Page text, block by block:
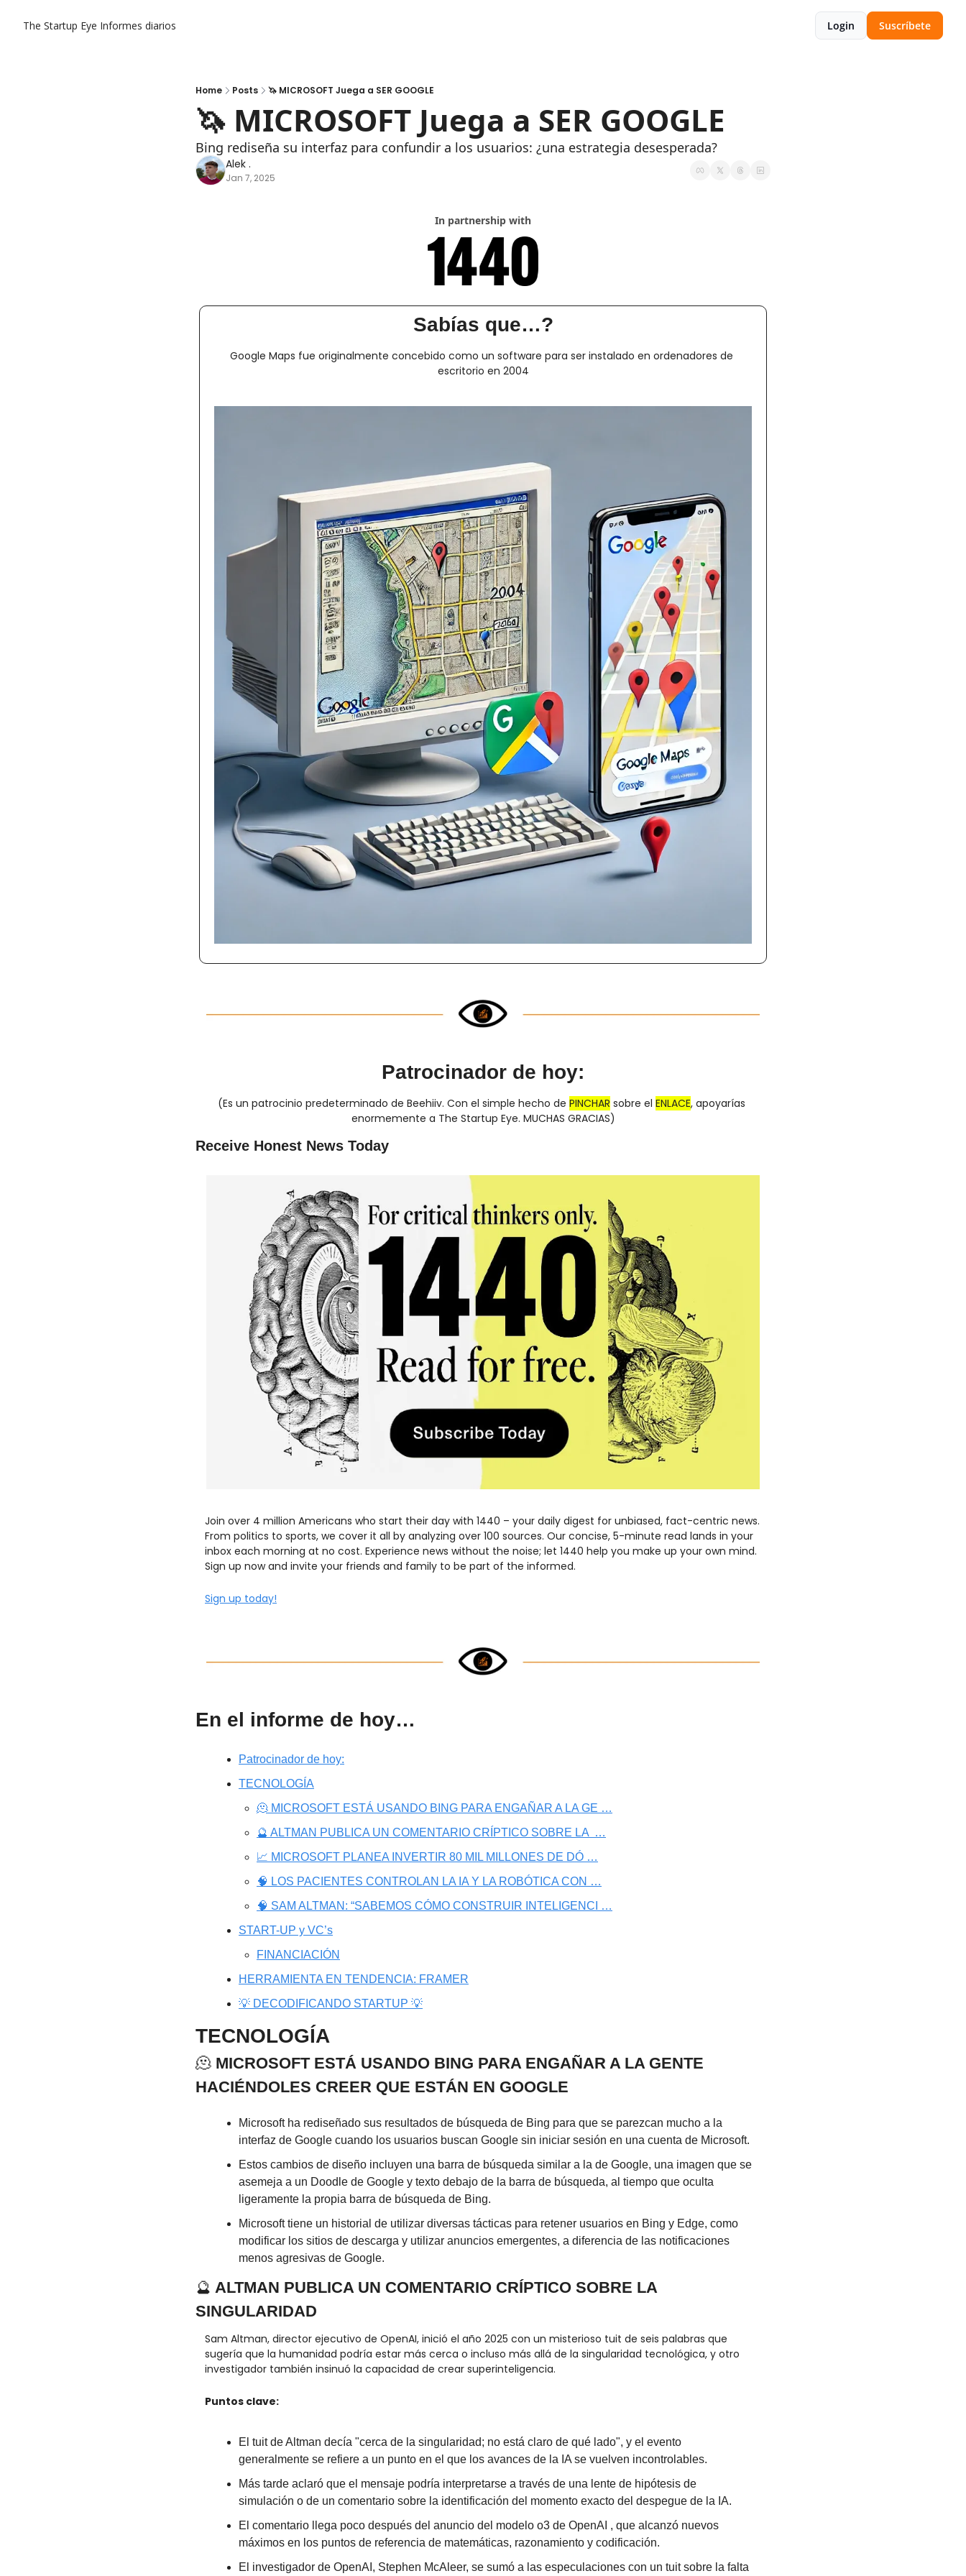
The Startup Eye Informes diarios Login Suscríbete
Home Posts 🦄 MICROSOFT Juega a SER GOOGLE
🦄 MICROSOFT Juega a SER GOOGLE
Bing rediseña su interfaz para confundir a los usuarios: ¿una estrategia desesperada?
Alek .
Jan 7, 2025
In partnership with
Sabías que…?
Google Maps fue originalmente concebido como un software para ser instalado en ordenadores de
escritorio en 2004
Patrocinador de hoy:
(Es un patrocinio predeterminado de Beehiiv. Con el simple hecho de PINCHAR sobre el ENLACE, apoyarías
enormemente a The Startup Eye. MUCHAS GRACIAS)
Receive Honest News Today
Join over 4 million Americans who start their day with 1440 – your daily digest for unbiased, fact-centric news.
From politics to sports, we cover it all by analyzing over 100 sources. Our concise, 5-minute read lands in your
inbox each morning at no cost. Experience news without the noise; let 1440 help you make up your own mind.
Sign up now and invite your friends and family to be part of the informed.
Sign up today!
En el informe de hoy…
Patrocinador de hoy:
TECNOLOGÍA
🫠 MICROSOFT ESTÁ USANDO BING PARA ENGAÑAR A LA GE …
🔮 ALTMAN PUBLICA UN COMENTARIO CRÍPTICO SOBRE LA  …
📈 MICROSOFT PLANEA INVERTIR 80 MIL MILLONES DE DÓ …
🧠 LOS PACIENTES CONTROLAN LA IA Y LA ROBÓTICA CON …
🧠 SAM ALTMAN: “SABEMOS CÓMO CONSTRUIR INTELIGENCI …
START-UP y VC’s
FINANCIACIÓN
HERRAMIENTA EN TENDENCIA: FRAMER
💡 DECODIFICANDO STARTUP 💡
TECNOLOGÍA
🫠 MICROSOFT ESTÁ USANDO BING PARA ENGAÑAR A LA GENTE
HACIÉNDOLES CREER QUE ESTÁN EN GOOGLE
Microsoft ha rediseñado sus resultados de búsqueda de Bing para que se parezcan mucho a la
interfaz de Google cuando los usuarios buscan Google sin iniciar sesión en una cuenta de Microsoft.
Estos cambios de diseño incluyen una barra de búsqueda similar a la de Google, una imagen que se
asemeja a un Doodle de Google y texto debajo de la barra de búsqueda, al tiempo que oculta
ligeramente la propia barra de búsqueda de Bing.
Microsoft tiene un historial de utilizar diversas tácticas para retener usuarios en Bing y Edge, como
modificar los sitios de descarga y utilizar anuncios emergentes, a diferencia de las notificaciones
menos agresivas de Google.
🔮 ALTMAN PUBLICA UN COMENTARIO CRÍPTICO SOBRE LA
SINGULARIDAD
Sam Altman, director ejecutivo de OpenAI, inició el año 2025 con un misterioso tuit de seis palabras que
sugería que la humanidad podría estar más cerca o incluso más allá de la singularidad tecnológica, y otro
investigador también insinuó la capacidad de crear superinteligencia.
Puntos clave:
El tuit de Altman decía "cerca de la singularidad; no está claro de qué lado", y el evento
generalmente se refiere a un punto en el que los avances de la IA se vuelven incontrolables.
Más tarde aclaró que el mensaje podría interpretarse a través de una lente de hipótesis de
simulación o de un comentario sobre la identificación del momento exacto del despegue de la IA.
El comentario llega poco después del anuncio del modelo o3 de OpenAI , que alcanzó nuevos
máximos en los puntos de referencia de matemáticas, razonamiento y codificación.
El investigador de OpenAI, Stephen McAleer, se sumó a las especulaciones con un tuit sobre la falta